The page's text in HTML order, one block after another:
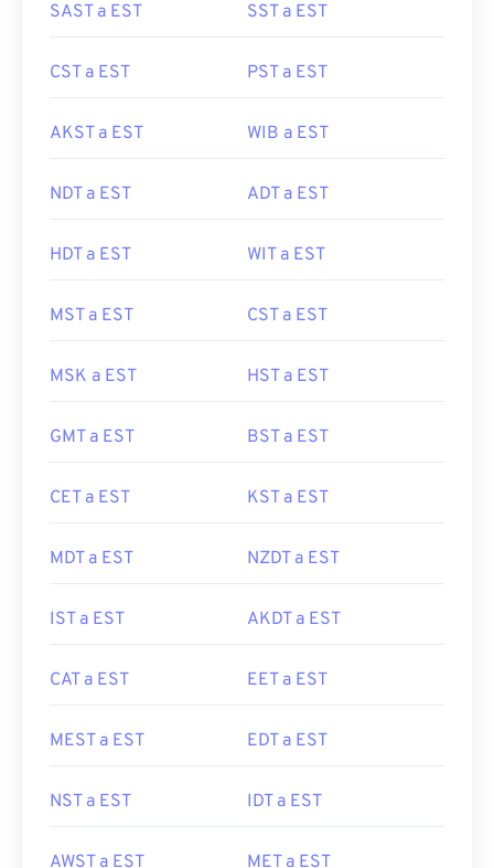
SAST a EST SST a EST
CST a EST PST a EST
AKST a EST WIB a EST
NDT a EST ADT a EST
HDT a EST WIT a EST
MST a EST CST a EST
MSK a EST HST a EST
GMT a EST BST a EST
CET a EST KST a EST
MDT a EST NZDT a EST
IST a EST AKDT a EST
CAT a EST EET a EST
MEST a EST EDT a EST
NST a EST IDT a EST
AWST a EST MET a EST